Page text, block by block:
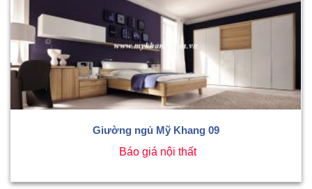
Giường ngủ Mỹ Khang 09
Báo giá nội thất